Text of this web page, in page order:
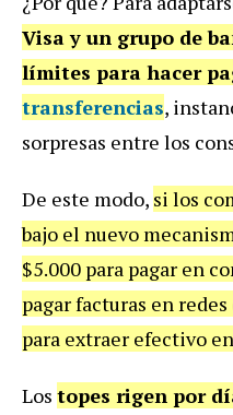
Visa y un grupo de
límites para hacer
transferencias,
sorpresas entre los
De este modo, si los
bajo el nuevo
$5.000 para pagar en
pagar facturas en
para extraer efectivo
Los topes rigen por